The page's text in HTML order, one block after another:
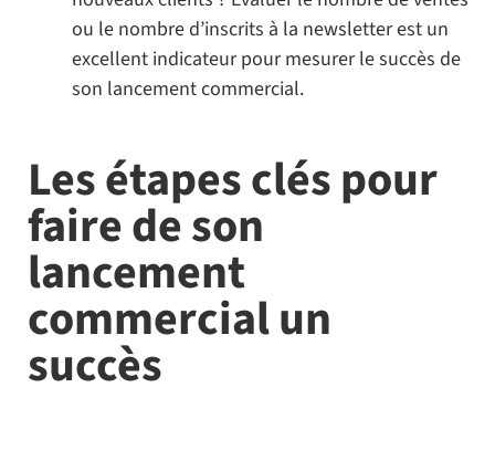
ou le nombre d’inscrits à la newsletter est un
excellent indicateur pour mesurer le succès de
son lancement commercial.
Les étapes clés pour
faire de son
lancement
commercial un
succès